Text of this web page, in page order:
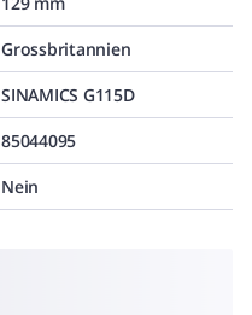
Grossbritannien
SINAMICS G115D
85044095
Nein